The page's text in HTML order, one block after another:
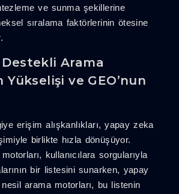
ve sunma şekillerine
sıralama faktörlerinin ötesine
Arama
Yükselişi ve GEO’nun
erişim alışkanlıkları, yapay zeka
birlikte hızla dönüşüyor.
kullanıcılara sorgularıyla
bir listesini sunarken, yapay
arama motorları, bu listenin